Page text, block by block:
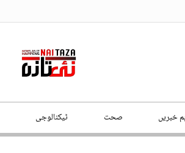
خبریں صحت ٹیکنالوجی